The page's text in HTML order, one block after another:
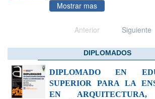
Mostrar mas
Anterior Siguiente
DIPLOMADOS
DIPLOMADO EN
SUPERIOR PARA LA
EN ARQUITECTURA,